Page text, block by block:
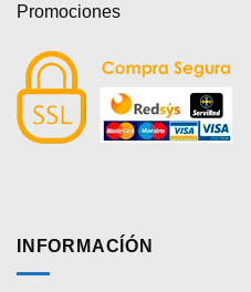
Promociones
INFORMACÍÓN